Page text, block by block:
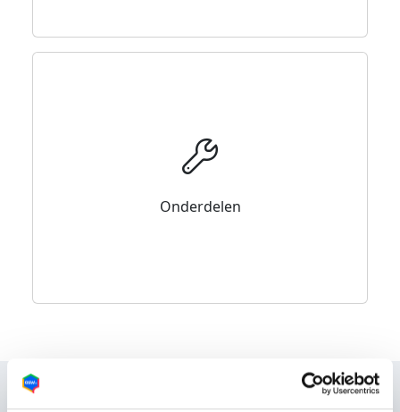
Onderdelen